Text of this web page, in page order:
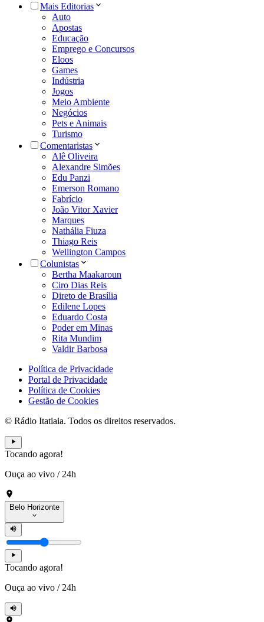
Mais Editorias
Auto
Apostas
Educação
Emprego e Concursos
Eloos
Games
Indústria
Jogos
Meio Ambiente
Negócios
Pets e Animais
Turismo
Comentaristas
Alê Oliveira
Alexandre Simões
Edu Panzi
Emerson Romano
Fabrício
João Vitor Xavier
Marques
Nathália Fiuza
Thiago Reis
Wellington Campos
Colunistas
Bertha Maakaroun
Ciro Dias Reis
Direto de Brasília
Edilene Lopes
Eduardo Costa
Poder em Minas
Rita Mundim
Valdir Barbosa
Política de Privacidade
Portal de Privacidade
Política de Cookies
Gestão de Cookies
© Rádio Itatiaia. Todos os direitos reservados.
Tocando agora!
Ouça ao vivo / 24h
Belo Horizonte
Tocando agora!
Ouça ao vivo / 24h